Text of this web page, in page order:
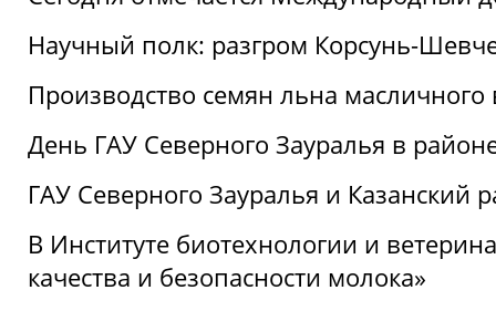
Научный полк: разгром Корсунь-
Производство семян льна
День ГАУ Северного Зауралья в
ГАУ Северного Зауралья и Казанский
В Институте биотехнологии и
качества и безопасности молока»